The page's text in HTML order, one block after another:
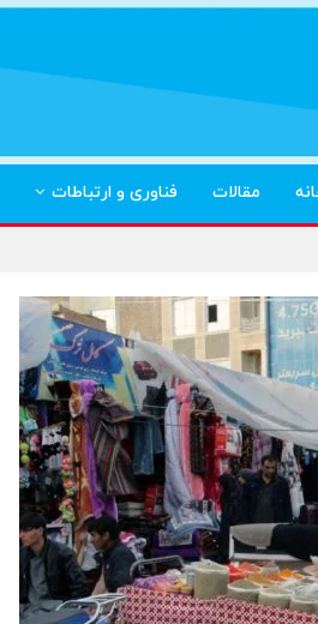
مقالات فناوری و ارتباطات